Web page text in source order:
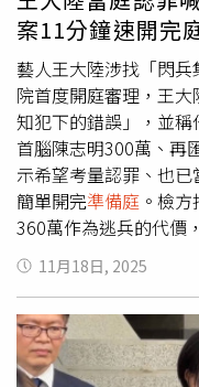
「很難回答這個問題」
師黃沛聲接受媒體受訪
沒有想要原諒對方，
序，看看是否能採取
社會一個平靜，但也
案11分鐘速開完
藝人王大陸涉找「閃
院首度開庭審理，王
知犯下的錯誤」，並
首腦陳志明300萬、再
示希望考量認罪、也
簡單開完準備庭 。檢
360萬作為逃兵的代價
逃兵，由陳的手下李
但因王大陸長年在境
監告吹。王大陸另事
中央健康保險署台北
發，被起訴偽造文書
11月18日, 2025